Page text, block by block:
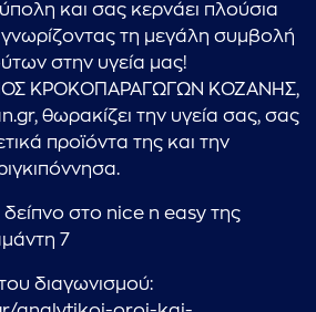
κείμενο προς αναζήτηση
και σας κερνάει πλούσια
γνωρίζοντας τη μεγάλη συμβολή
στην υγεία μας!
ΚΡΟΚΟΠΑΡΑΓΩΓΩΝ ΚΟΖΑΝΗΣ,
θωρακίζει την υγεία σας, σας
προϊόντα της και την
στο nice n easy της
7
διαγωνισμού: